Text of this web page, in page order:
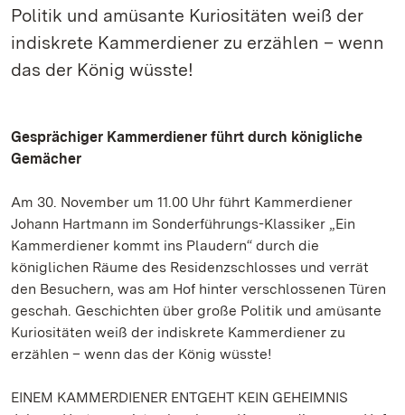
Politik und amüsante Kuriositäten weiß der
indiskrete Kammerdiener zu erzählen – wenn
das der König wüsste!
Gesprächiger Kammerdiener führt durch königliche
Gemächer
Am 30. November um 11.00 Uhr führt Kammerdiener
Johann Hartmann im Sonderführungs-Klassiker „Ein
Kammerdiener kommt ins Plaudern“ durch die
königlichen Räume des Residenzschlosses und verrät
den Besuchern, was am Hof hinter verschlossenen Türen
geschah. Geschichten über große Politik und amüsante
Kuriositäten weiß der indiskrete Kammerdiener zu
erzählen – wenn das der König wüsste!
EINEM KAMMERDIENER ENTGEHT KEIN GEHEIMNIS